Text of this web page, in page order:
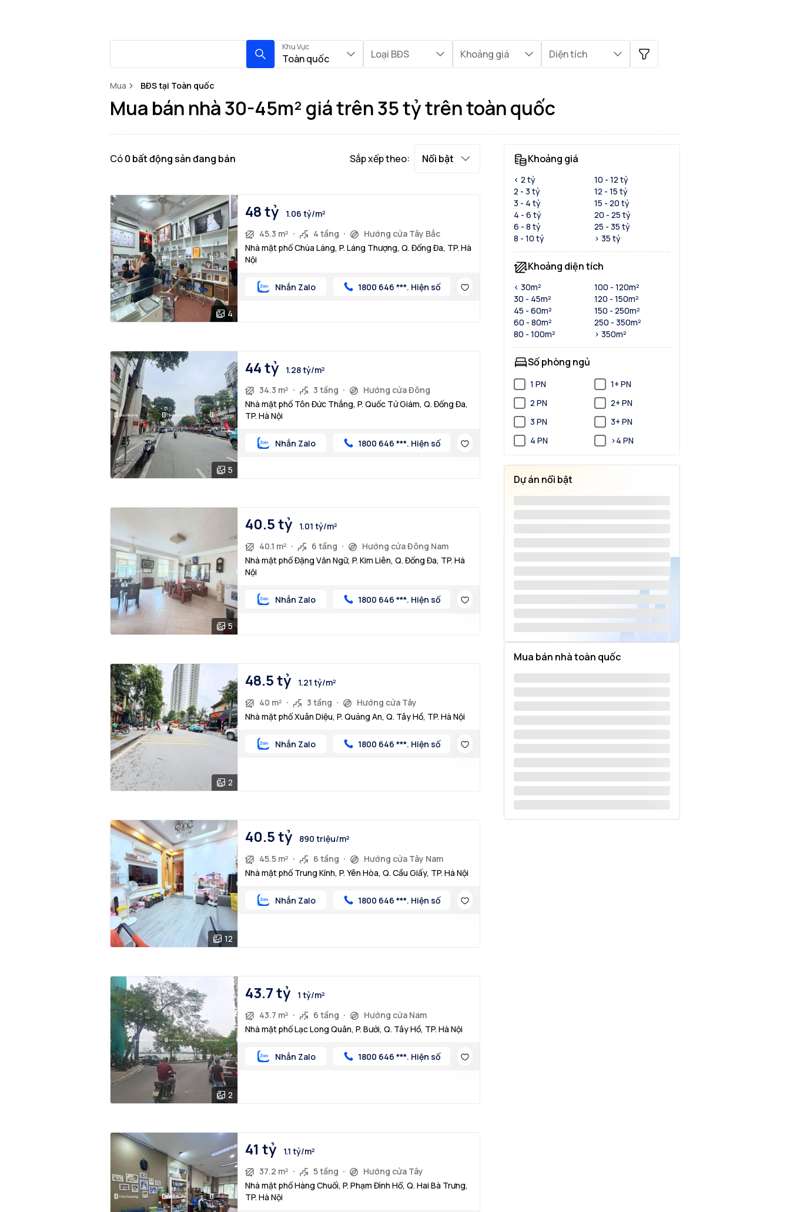
Khu Vực
Toàn quốc Loại BĐS Khoảng giá Diện tích
Mua BĐS tại Toàn quốc
Mua bán nhà 30-45m² giá trên 35 tỷ trên toàn quốc
Có0 bất động sảnđang bán Sắp xếp theo: Nổi bật
4
48 tỷ
1.06 tỷ/m²
45.3 m²
4 tầng
Hướng cửa Tây Bắc
Nhà mặt phố Chùa Láng, P. Láng Thượng, Q. Đống Đa, TP. Hà
Nội
Nhắn Zalo 1800 646 ***. Hiện số
5
44 tỷ
1.28 tỷ/m²
34.3 m²
3 tầng
Hướng cửa Đông
Nhà mặt phố Tôn Đức Thắng, P. Quốc Tử Giám, Q. Đống Đa,
TP. Hà Nội
Nhắn Zalo 1800 646 ***. Hiện số
5
40.5 tỷ
1.01 tỷ/m²
40.1 m²
6 tầng
Hướng cửa Đông Nam
Nhà mặt phố Đặng Văn Ngữ, P. Kim Liên, Q. Đống Đa, TP. Hà
Nội
Nhắn Zalo 1800 646 ***. Hiện số
2
48.5 tỷ
1.21 tỷ/m²
40 m²
3 tầng
Hướng cửa Tây
Nhà mặt phố Xuân Diệu, P. Quảng An, Q. Tây Hồ, TP. Hà Nội
Nhắn Zalo 1800 646 ***. Hiện số
12
40.5 tỷ
890 triệu/m²
45.5 m²
6 tầng
Hướng cửa Tây Nam
Nhà mặt phố Trung Kính, P. Yên Hòa, Q. Cầu Giấy, TP. Hà Nội
Nhắn Zalo 1800 646 ***. Hiện số
2
43.7 tỷ
1 tỷ/m²
43.7 m²
6 tầng
Hướng cửa Nam
Nhà mặt phố Lạc Long Quân, P. Bưởi, Q. Tây Hồ, TP. Hà Nội
Nhắn Zalo 1800 646 ***. Hiện số
41 tỷ
1.1 tỷ/m²
37.2 m²
5 tầng
Hướng cửa Tây
Nhà mặt phố Hàng Chuối, P. Phạm Đình Hổ, Q. Hai Bà Trưng,
TP. Hà Nội
Khoảng giá
< 2 tỷ
2 - 3 tỷ
3 - 4 tỷ
4 - 6 tỷ
6 - 8 tỷ
8 - 10 tỷ
10 - 12 tỷ
12 - 15 tỷ
15 - 20 tỷ
20 - 25 tỷ
25 - 35 tỷ
> 35 tỷ
Khoảng diện tích
< 30m²
30 - 45m²
45 - 60m²
60 - 80m²
80 - 100m²
100 - 120m²
120 - 150m²
150 - 250m²
250 - 350m²
> 350m²
Số phòng ngủ
1 PN
1+ PN
2 PN
2+ PN
3 PN
3+ PN
4 PN
>4 PN
Dự án nổi bật
Mua bán nhà toàn quốc